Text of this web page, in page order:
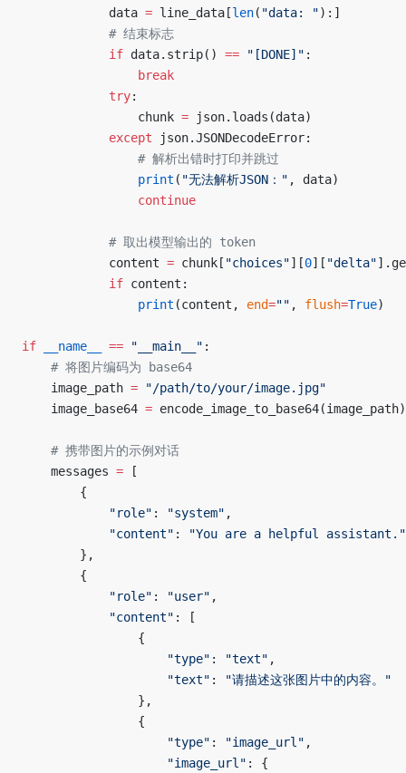
            data
= line_data[len( "data: "):]
            # 结束标志
            if
data.strip() == "[DONE]" :
                break
            try
:
                chunk
= json.loads(data)
            except
json.JSONDecodeError:
                # 解析出错时打印并跳过
                print
( "无法解析JSON：" , data)
                continue
            # 取出模型输出的 token
            content
= chunk[ "choices"][0][ "delta"
            if
content:
                print
(content, end="" , flush=True)
if __name__ == "__main__" :
    # 将图片编码为 base64
    image_path
= "/path/to/your/image.jpg"
    image_base64
= encode_image_to_base64(image_path)
    # 携带图片的示例对话
    messages
= [
        {
            "role"
: "system" ,
            "content"
:
"You are a helpful assistant."
        },
        {
            "role"
: "user" ,
            "content"
: [
                {
                    "type"
: "text" ,
                    "text"
:
"请描述这张图片中的内容。"
                },
                {
                    "type"
: "image_url" ,
                    "image_url"
: {